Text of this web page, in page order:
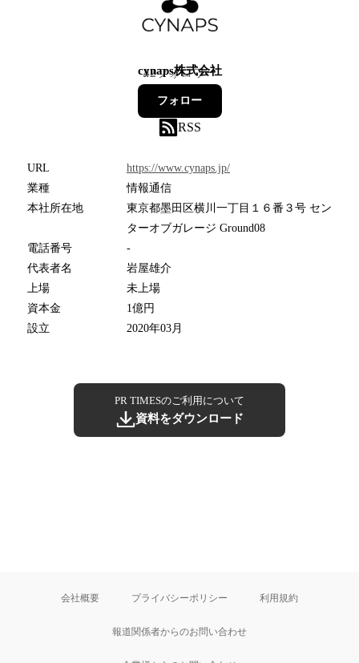
cynaps株式会社
42フォロワー
フォロー
RSS
URL
https://www.cynaps.jp/
業種
情報通信
本社所在地
東京都墨田区横川一丁目１６番３号 セン
ターオブガレージ Ground08
電話番号
-
代表者名
岩屋雄介
上場
未上場
資本金
1億円
設立
2020年03月
PR TIMESのご利用について
資料をダウンロード
会社概要 プライバシーポリシー 利用規約
報道関係者からのお問い合わせ